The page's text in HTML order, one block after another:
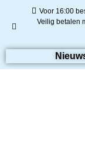
Voor 16:00
Veilig betalen